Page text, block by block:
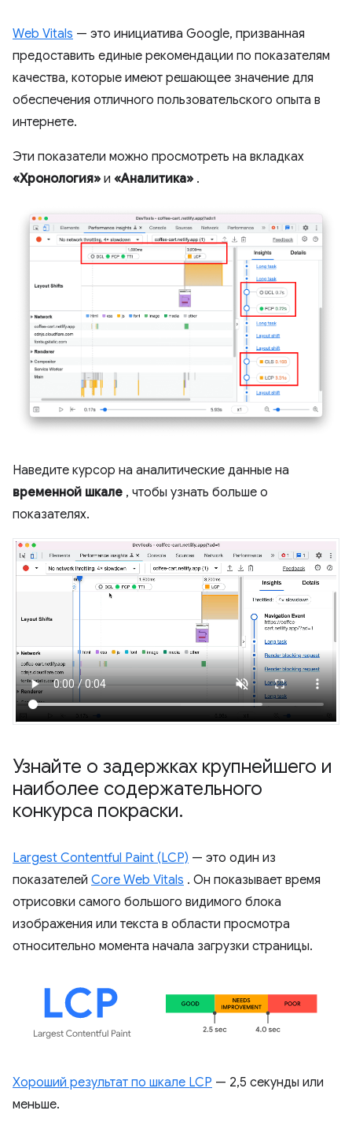
Web Vitals — это инициатива Google, призванная
предоставить единые рекомендации по показателям
качества, которые имеют решающее значение для
обеспечения отличного пользовательского опыта в
интернете.
Эти показатели можно просмотреть на вкладках
«Хронология» и «Аналитика» .
Наведите курсор на аналитические данные на
временной шкале , чтобы узнать больше о
показателях.
Узнайте о задержках крупнейшего и
наиболее содержательного
конкурса покраски.
Largest Contentful Paint (LCP) — это один из
показателей Core Web Vitals . Он показывает время
отрисовки самого большого видимого блока
изображения или текста в области просмотра
относительно момента начала загрузки страницы.
Хороший результат по шкале LCP — 2,5 секунды или
меньше.